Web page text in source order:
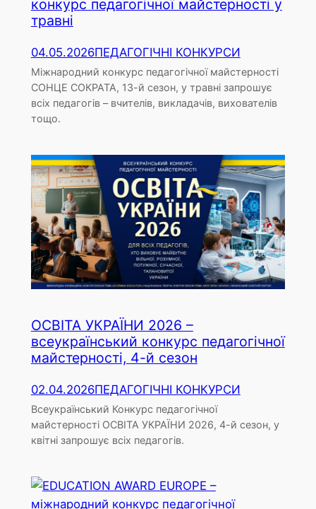
конкурс педагогічної майстерності у
травні
04.05.2026ПЕДАГОГІЧНІ КОНКУРСИ
Міжнародний конкурс педагогічної майстерності
СОНЦЕ СОКРАТА, 13-й сезон, у травні запрошує
всіх педагогів – вчителів, викладачів, вихователів
тощо.
ОСВІТА УКРАЇНИ 2026 –
всеукраїнський конкурс педагогічної
майстерності, 4-й сезон
02.04.2026ПЕДАГОГІЧНІ КОНКУРСИ
Всеукраїнський Конкурс педагогічної
майстерності ОСВІТА УКРАЇНИ 2026, 4-й сезон, у
квітні запрошує всіх педагогів.